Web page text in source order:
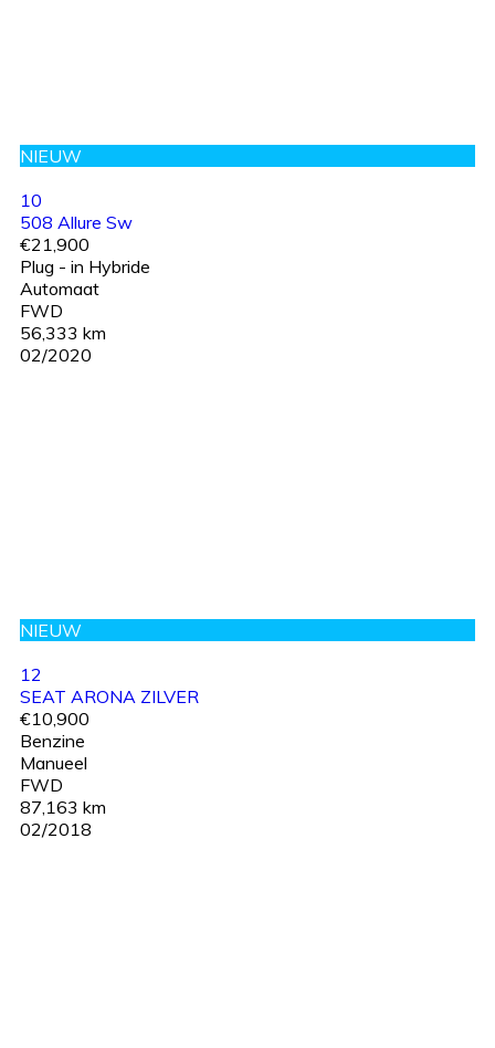
NIEUW
10
508 Allure Sw
€21,900
Plug - in Hybride
Automaat
FWD
56,333 km
02/2020
NIEUW
12
SEAT ARONA ZILVER
€10,900
Benzine
Manueel
FWD
87,163 km
02/2018